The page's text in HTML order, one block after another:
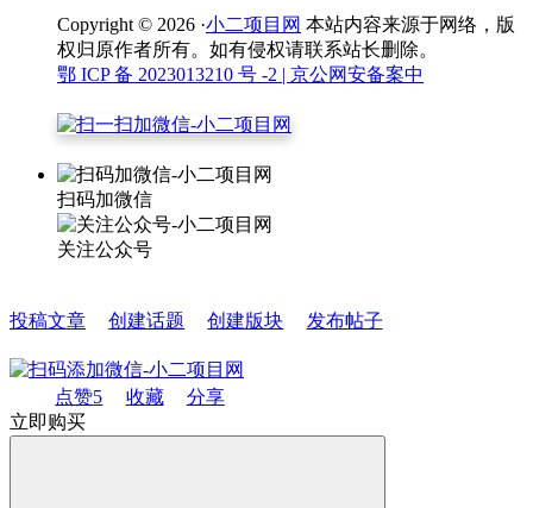
Copyright © 2026 ·小二项目网 本站内容来源于网络，版
权归原作者所有。如有侵权请联系站长删除。
鄂 ICP 备 2023013210 号 -2 | 京公网安备案中
扫码加微信
关注公众号
投稿文章 创建话题 创建版块 发布帖子
点赞5 收藏
分享
立即购买